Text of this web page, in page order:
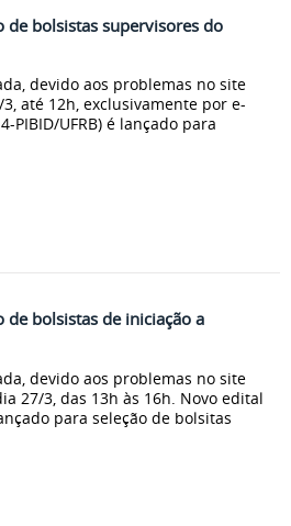
de bolsistas supervisores do
devido aos problemas no site
até 12h, exclusivamente por e-
PIBID/UFRB) é lançado para
de bolsistas de iniciação a
devido aos problemas no site
27/3, das 13h às 16h. Novo edital
para seleção de bolsitas